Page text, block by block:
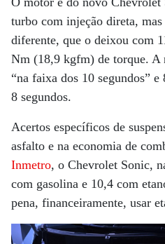
turbo com injeção direta,
diferente, que o deixou com
Nm (18,9 kgfm) de torque. A
“na faixa dos 10 segundos”
8 segundos.
Acertos específicos de
asfalto e na economia de
Inmetro, o Chevrolet Sonic,
com gasolina e 10,4 com
pena, financeiramente, usar